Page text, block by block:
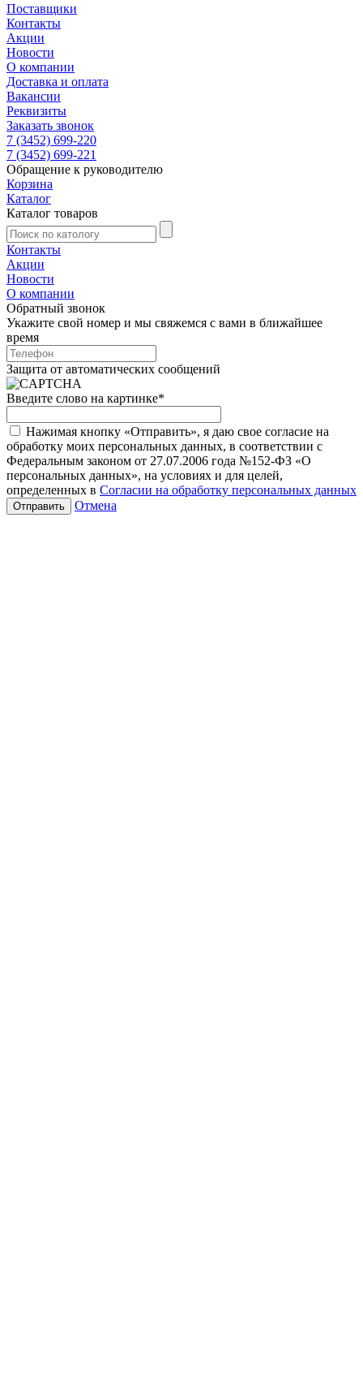
Поставщики
Контакты
Акции
Новости
О компании
Доставка и оплата
Вакансии
Реквизиты
Заказать звонок
7 (3452) 699-220
7 (3452) 699-221
Обращение к руководителю
Корзина
Каталог
Каталог товаров
Контакты
Акции
Новости
О компании
Обратный звонок
Укажите свой номер и мы свяжемся с вами в ближайшее
время
Защита от автоматических сообщений
Введите слово на картинке*
Нажимая кнопку «Отправить», я даю свое согласие на
обработку моих персональных данных, в соответствии с
Федеральным законом от 27.07.2006 года №152-ФЗ «О
персональных данных», на условиях и для целей,
определенных в Согласии на обработку персональных данных
Отмена